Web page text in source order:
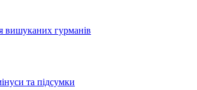
вишуканих гурманів
та підсумки